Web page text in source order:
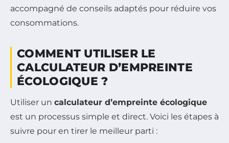
accompagné de conseils adaptés pour réduire vos
consommations.
COMMENT UTILISER LE
CALCULATEUR D’EMPREINTE
ÉCOLOGIQUE ?
Utiliser un calculateur d’empreinte écologique
est un processus simple et direct. Voici les étapes à
suivre pour en tirer le meilleur parti :